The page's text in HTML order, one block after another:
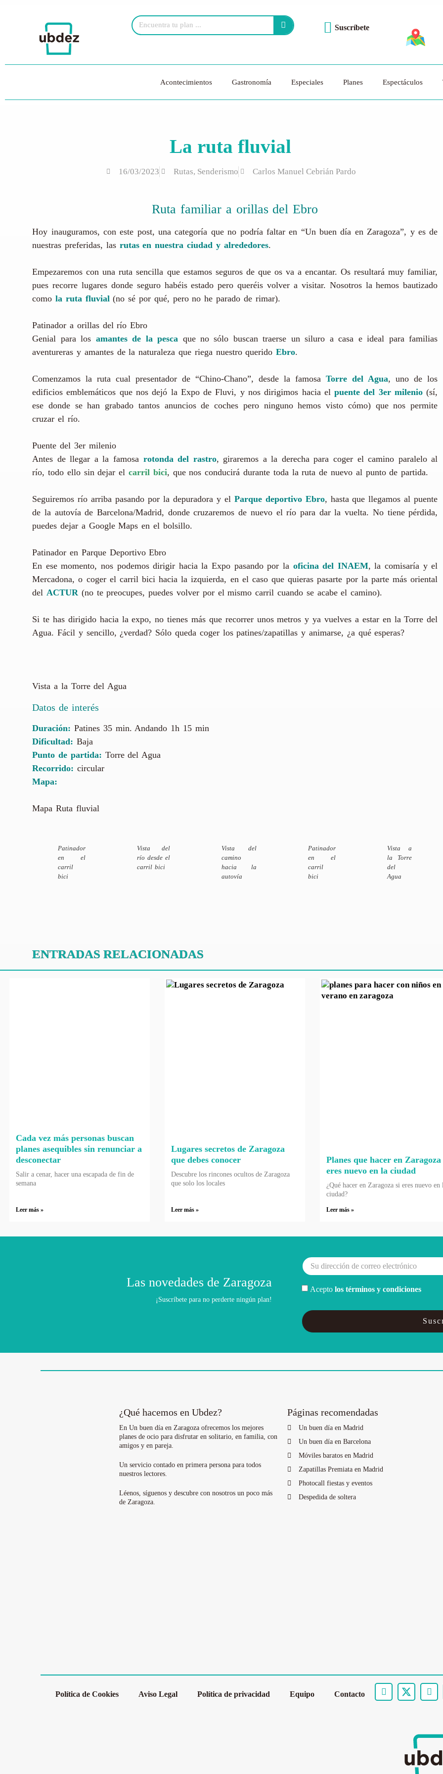
Suscríbete
Acontecimientos Gastronomía Especiales Planes Espectáculos
La ruta fluvial
16/03/2023 Rutas, Senderismo Carlos Manuel Cebrián Pardo
Ruta familiar a orillas del Ebro
Hoy inauguramos, con este post, una categoría que no podría faltar en “Un buen día en Zaragoza”, y es de
nuestras preferidas, las rutas en nuestra ciudad y alrededores.
Empezaremos con una ruta sencilla que estamos seguros de que os va a encantar. Os resultará muy familiar,
pues recorre lugares donde seguro habéis estado pero queréis volver a visitar. Nosotros la hemos bautizado
como la ruta fluvial (no sé por qué, pero no he parado de rimar).
Patinador a orillas del río Ebro
Genial para los amantes de la pesca que no sólo buscan traerse un siluro a casa e ideal para familias
aventureras y amantes de la naturaleza que riega nuestro querido Ebro.
Comenzamos la ruta cual presentador de “Chino-Chano”, desde la famosaTorre del Agua, uno de los
edificios emblemáticos que nos dejó la Expo de Fluvi, y nos dirigimos hacia elpuente del 3er milenio(sí,
ese donde se han grabado tantos anuncios de coches pero ninguno hemos visto cómo) que nos permite
cruzar el río.
Puente del 3er milenio
Antes de llegar a la famosa rotonda del rastro, giraremos a la derecha para coger el camino paralelo al
río, todo ello sin dejar elcarril bici, que nos conducirá durante toda la ruta de nuevo al punto de partida.
Seguiremos río arriba pasando por la depuradora y el Parque deportivo Ebro, hasta que llegamos al puente
de la autovía de Barcelona/Madrid, donde cruzaremos de nuevo el río para dar la vuelta. No tiene pérdida,
puedes dejar a Google Maps en el bolsillo.
Patinador en Parque Deportivo Ebro
En ese momento, nos podemos dirigir hacia la Expo pasando por la oficina del INAEM, la comisaría y el
Mercadona, o coger el carril bici hacia la izquierda, en el caso que quieras pasarte por la parte más oriental
del ACTUR (no te preocupes, puedes volver por el mismo carril cuando se acabe el camino).
Si te has dirigido hacia la expo, no tienes más que recorrer unos metros y ya vuelves a estar en la Torre del
Agua. Fácil y sencillo, ¿verdad? Sólo queda coger los patines/zapatillas y animarse, ¿a qué esperas?
Vista a la Torre del Agua
Datos de interés
Duración:Patines 35 min. Andando 1h 15 min
Dificultad: Baja
Punto de partida: Torre del Agua
Recorrido: circular
Mapa:
Mapa Ruta fluvial
Patinador
en el
carril
bici
Vista del
río desde el
carril bici
Vista del
camino
hacia la
autovía
Patinador
en el
carril
bici
Vista a
la Torre
del
Agua
ENTRADAS RELACIONADAS
Cada vez más personas buscan
planes asequibles sin renunciar a
desconectar
Salir a cenar, hacer una escapada de fin de
semana
Leer más »
Lugares secretos de Zaragoza
que debes conocer
Descubre los rincones ocultos de Zaragoza
que solo los locales
Leer más »
Planes que hacer en Zaragoza
eres nuevo en la ciudad
¿Qué hacer en Zaragoza si eres nuevo en
ciudad?
Leer más »
Las novedades de Zaragoza
¡Suscríbete para no perderte ningún plan!
Acepto los términos y condiciones
¿Qué hacemos en Ubdez?
En Un buen día en Zaragoza ofrecemos los mejores
planes de ocio para disfrutar en solitario, en familia, con
amigos y en pareja.
Un servicio contado en primera persona para todos
nuestros lectores.
Léenos, síguenos y descubre con nosotros un poco más
de Zaragoza.
Páginas recomendadas
Un buen día en Madrid
Un buen día en Barcelona
Móviles baratos en Madrid
Zapatillas Premiata en Madrid
Photocall fiestas y eventos
Despedida de soltera
Política de Cookies Aviso Legal Política de privacidad Equipo Contacto